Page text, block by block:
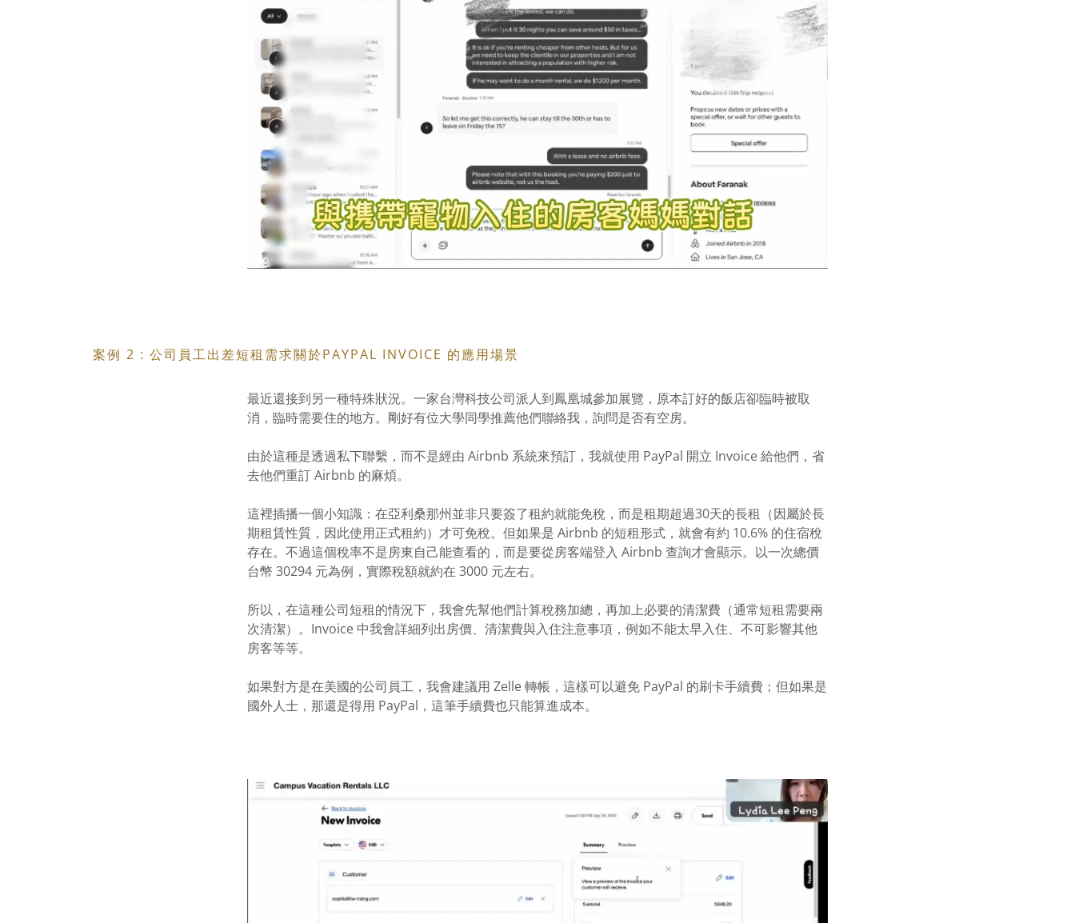
案例 2 : 公司員工出差短租需求關於PAYPAL INVOICE 的應用場景
最近還接到另一種特殊狀況。一家台灣科技公司派人到鳳凰城參加展覽，原本訂好的飯店卻臨時被取
消，臨時需要住的地方。剛好有位大學同學推薦他們聯絡我，詢問是否有空房。
由於這種是透過私下聯繫，而不是經由 Airbnb 系統來預訂，我就使用 PayPal 開立 Invoice 給他們，省
去他們重訂 Airbnb 的麻煩。
這裡插播一個小知識：在亞利桑那州並非只要簽了租約就能免稅，而是租期超過30天的長租（因屬於長
期租賃性質，因此使用正式租約）才可免稅。但如果是 Airbnb 的短租形式，就會有約 10.6% 的住宿稅
存在。不過這個稅率不是房東自己能查看的，而是要從房客端登入 Airbnb 查詢才會顯示。以一次總價
台幣 30294 元為例，實際稅額就約在 3000 元左右。
所以，在這種公司短租的情況下，我會先幫他們計算稅務加總，再加上必要的清潔費（通常短租需要兩
次清潔）。Invoice 中我會詳細列出房價、清潔費與入住注意事項，例如不能太早入住、不可影響其他
房客等等。
如果對方是在美國的公司員工，我會建議用 Zelle 轉帳，這樣可以避免 PayPal 的刷卡手續費；但如果是
國外人士，那還是得用 PayPal，這筆手續費也只能算進成本。